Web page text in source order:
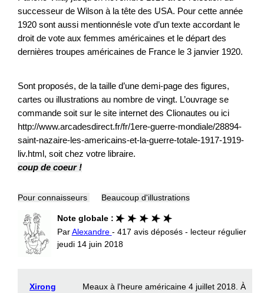
successeur de Wilson à la tête des USA. Pour cette année
1920 sont aussi mentionnésle vote d’un texte accordant le
droit de vote aux femmes américaines et le départ des
dernières troupes américaines de France le 3 janvier 1920.
Sont proposés, de la taille d’une demi-page des figures,
cartes ou illustrations au nombre de vingt. L’ouvrage se
commande soit sur le site internet des Clionautes ou ici
http://www.arcadesdirect.fr/fr/1ere-guerre-mondiale/28894-
saint-nazaire-les-americains-et-la-guerre-totale-1917-1919-
liv.html, soit chez votre libraire.
coup de coeur !
Pour connaisseurs Beaucoup d'illustrations
Note globale :
ParAlexandre - 417 avis déposés - lecteur régulier
jeudi 14 juin 2018
Xirong
Meaux à l'heure américaine 4 juillet 2018. À